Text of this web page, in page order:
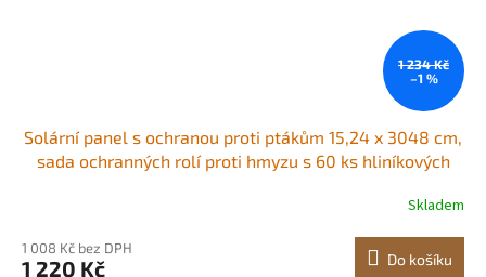
1 234 Kč
–1 %
Solární panel s ochranou proti ptákům 15,24 x 3048 cm,
sada ochranných rolí proti hmyzu s 60 ks hliníkových
nerezovým PVC povlakem, drátěné pletivo o průměru
Skladem
1 008 Kč bez DPH
1 220 Kč Do košíku